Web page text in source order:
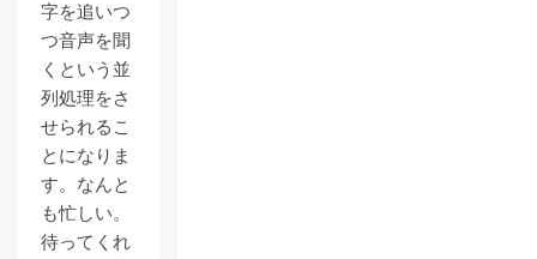
字を追いつ
つ音声を聞
くという並
列処理をさ
せられるこ
とになりま
す。なんと
も忙しい。
待ってくれ